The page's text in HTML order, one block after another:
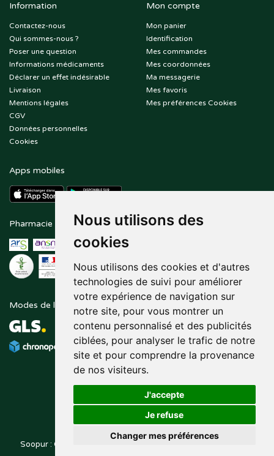
Nous utilisons des
cookies
Nous utilisons des cookies et d'autres
technologies de suivi pour améliorer
votre expérience de navigation sur
notre site, pour vous montrer un
contenu personnalisé et des publicités
ciblées, pour analyser le trafic de notre
site et pour comprendre la provenance
de nos visiteurs.
J'accepte
Je refuse
Changer mes préférences
Information
Contactez-nous
Qui sommes-nous ?
Poser une question
Informations médicaments
Déclarer un effet indésirable
Livraison
Mentions légales
CGV
Données personnelles
Cookies
Mon compte
Mon panier
Identification
Mes commandes
Mes coordonnées
Ma messagerie
Mes favoris
Mes préférences Cookies
Apps mobiles
Pharmacie en ligne agréée Paiement sécurisé
Modes de livraison Suivez-nous sur
Soopur : Cosmétiques, soin de la peau, maquillage, toutes vos